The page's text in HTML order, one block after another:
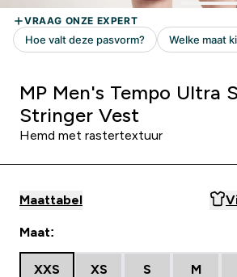
MP Men's Tempo Ultra
Stringer Vest
Hemd met rastertextuur
Maattabel
Maat:
XXS XS S M